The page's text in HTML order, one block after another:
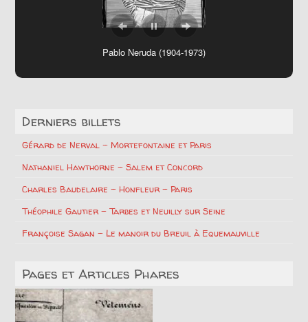
Pablo Neruda (1904-1973)
Derniers billets
Gérard de Nerval – Mortefontaine et Paris
Nathaniel Hawthorne – Salem et Concord
Charles Baudelaire – Honfleur – Paris
Théophile Gautier – Tarbes et Neuilly sur Seine
Françoise Sagan – Le manoir du Breuil à Equemauville
Pages et Articles Phares